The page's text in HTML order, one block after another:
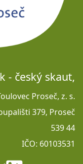
- český skaut,
Proseč, z. s.
IČO: 60103531